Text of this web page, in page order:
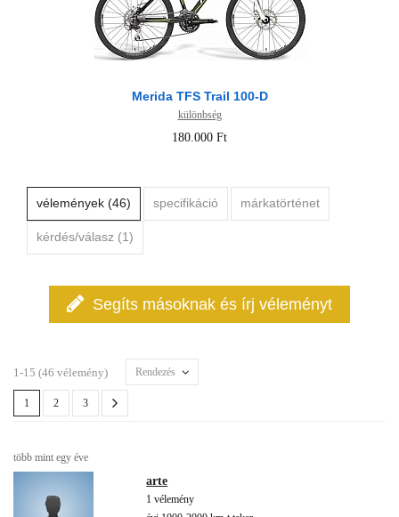
Merida TFS Trail 100-D
különbség
180.000 Ft
vélemények (46) specifikáció márkatörténet
kérdés/válasz (1)
Segíts másoknak és írj véleményt
1-15 (46 vélemény) Rendezés
1 2 3
több mint egy éve
arte
1 vélemény